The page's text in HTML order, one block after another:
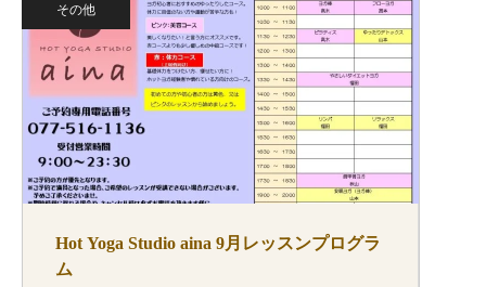
その他
Hot Yoga Studio aina 9月レッスンプログラ
ム